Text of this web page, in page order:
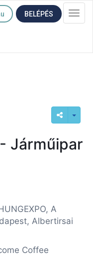
BELÉPÉS
Járműipar
A
Albertirsai
Coffee